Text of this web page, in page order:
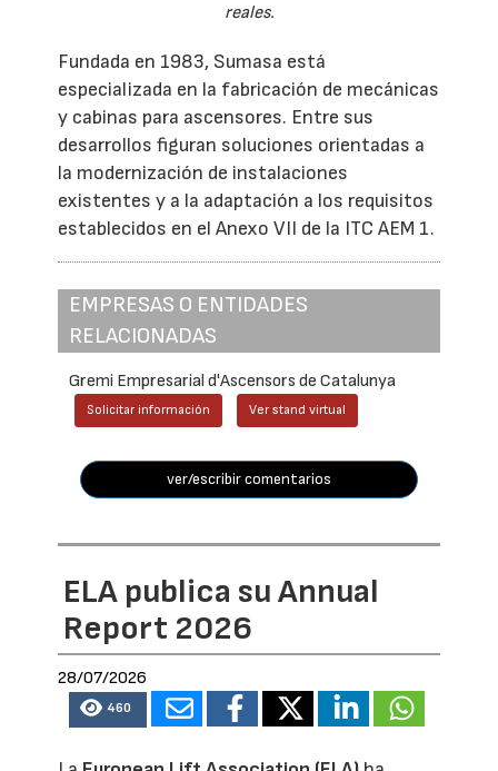
reales.
Fundada en 1983, Sumasa está
especializada en la fabricación de mecánicas
y cabinas para ascensores. Entre sus
desarrollos figuran soluciones orientadas a
la modernización de instalaciones
existentes y a la adaptación a los requisitos
establecidos en el Anexo VII de la ITC AEM 1.
EMPRESAS O ENTIDADES
RELACIONADAS
Gremi Empresarial d'Ascensors de Catalunya
Solicitar información Ver stand virtual
ver/escribir comentarios
ELA publica su Annual
Report 2026
28/07/2026
460